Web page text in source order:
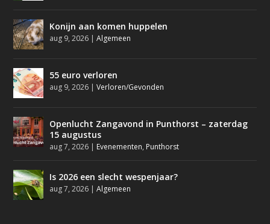
Konijn aan komen huppelen
aug 9, 2026 |Algemeen
55 euro verloren
aug 9, 2026 |Verloren/Gevonden
Openlucht Zangavond in Punthorst – zaterdag
15 augustus
aug 7, 2026 Evenementen, Punthorst
Is 2026 een slecht wespenjaar?
aug 7, 2026 |Algemeen